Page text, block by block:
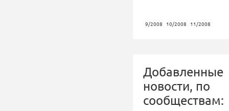
9/2008 10/2008 11/2008
Добавленные
новости, по
сообществам: